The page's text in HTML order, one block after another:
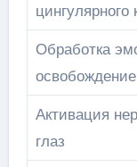
Обработка
Активация
глаз